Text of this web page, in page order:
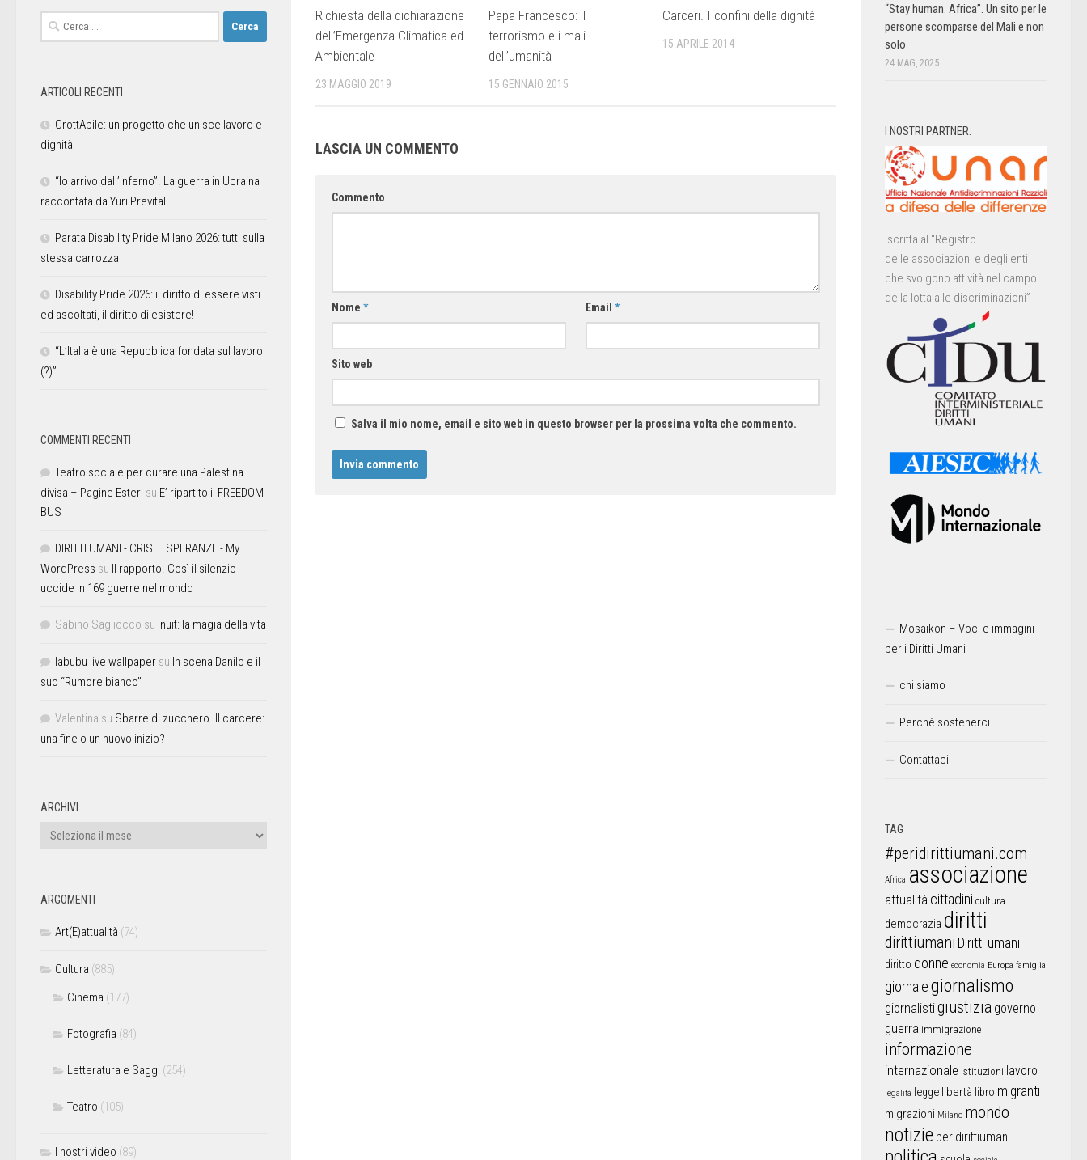
Richiesta della dichiarazione
dell’Emergenza Climatica ed
Ambientale
23 MAGGIO 2019
Papa Francesco: il
terrorismo e i mali
dell’umanità
15 GENNAIO 2015
Carceri. I confini della dignità
15 APRILE 2014
LASCIA UN COMMENTO
Commento
Nome * Email*
Sito web
Salva il mio nome, email e sito web in questo browser per la prossima volta che commento.
ARTICOLI RECENTI
CrottAbile: un progetto che unisce lavoro e
dignità
“Io arrivo dall’inferno”. La guerra in Ucraina
raccontata da Yuri Previtali
Parata Disability Pride Milano 2026: tutti sulla
stessa carrozza
Disability Pride 2026: il diritto di essere visti
ed ascoltati, il diritto di esistere!
“L’Italia è una Repubblica fondata sul lavoro
(?)”
COMMENTI RECENTI
Teatro sociale per curare una Palestina
divisa – Pagine Esteri su E’ ripartito il FREEDOM
BUS
DIRITTI UMANI - CRISI E SPERANZE - My
WordPress su Il rapporto. Così il silenzio
uccide in 169 guerre nel mondo
Sabino Sagliocco su Inuit: la magia della vita
labubu live wallpaper su In scena Danilo e il
suo “Rumore bianco”
Valentina su Sbarre di zucchero. Il carcere:
una fine o un nuovo inizio?
ARCHIVI
ARGOMENTI
Art(E)attualità (74)
Cultura (885)
Cinema (177)
Fotografia (84)
Letteratura e Saggi (254)
Teatro (105)
I nostri video (89)
“Stay human. Africa”. Un sito per le
persone scomparse del Mali e non
solo
24 MAG, 2025
I NOSTRI PARTNER:
Iscritta al “Registro
delle associazioni e degli enti
che svolgono attività nel campo
della lotta alle discriminazioni”
Mosaikon – Voci e immagini
per i Diritti Umani
chi siamo
Perchè sostenerci
Contattaci
TAG
#peridirittiumani.com
Africa associazione
attualità cittadini cultura
democrazia diritti
dirittiumani Diritti umani
diritto donne economia Europa famiglia
giornalegiornalismo
giornalistigiustizia governo
guerra immigrazione
informazione
internazionale istituzioni lavoro
legalità legge libertà libro migranti
migrazioni Milano mondo
notizie peridirittiumani